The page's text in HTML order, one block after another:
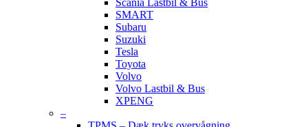
Scania Lastbil & Bus
SMART
Subaru
Suzuki
Tesla
Toyota
Volvo
Volvo Lastbil & Bus
XPENG
–